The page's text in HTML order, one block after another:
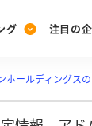
[27卒] 本
グ
みんなの
注目の
ホールディングス